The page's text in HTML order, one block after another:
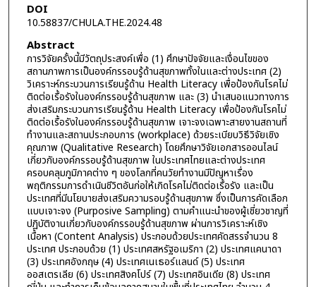
DOI
10.58837/CHULA.THE.2024.48
Abstract
การวิจัยครั้งนี้มีวัตถุประสงค์เพื่อ (1) ศึกษาปัจจัยและเงื่อนไขของ
สถานภาพการเป็นองค์กรรอบรู้ด้านสุขภาพทั้งในและต่างประเทศ (2)
วิเคราะห์กระบวนการเรียนรู้ด้าน Health Literacy เพื่อป้องกันโรคไม่
ติดต่อเรื้อรังในองค์กรรอบรู้ด้านสุขภาพ และ (3) นำเสนอแนวทางการ
ส่งเสริมกระบวนการเรียนรู้ด้าน Health Literacy เพื่อป้องกันโรคไม่
ติดต่อเรื้อรังในองค์กรรอบรู้ด้านสุขภาพ เจาะจงเฉพาะสายงานสถานที่
ทำงานและสถานประกอบการ (workplace) ด้วยระเบียบวิธีวิจัยเชิง
คุณภาพ (Qualitative Research) โดยศึกษาวิจัยเอกสารออนไลน์
เกี่ยวกับองค์กรรอบรู้ด้านสุขภาพ ในประเทศไทยและต่างประเทศ
ครอบคลุมภูมิภาคต่าง ๆ ของโลกที่คนวัยทำงานมีปัญหาเรื่อง
พฤติกรรมการดำเนินชีวิตอันก่อให้เกิดโรคไม่ติดต่อเรื้อรัง และเป็น
ประเทศที่มีนโยบายส่งเสริมความรอบรู้ด้านสุขภาพ ซึ่งเป็นการคัดเลือก
แบบเจาะจง (Purposive Sampling) ตามคำแนะนำของผู้เชี่ยวชาญที่
ปฏิบัติงานเกี่ยวกับองค์กรรอบรู้ด้านสุขภาพ ผ่านการวิเคราะห์เชิง
เนื้อหา (Content Analysis) ประกอบด้วยประเทศคัดสรรจำนวน 8
ประเทศ ประกอบด้วย (1) ประเทศสหรัฐอเมริกา (2) ประเทศแคนาดา
(3) ประเทศอังกฤษ (4) ประเทศเนเธอร์แลนด์ (5) ประเทศ
ออสเตรเลีย (6) ประเทศสิงคโปร์ (7) ประเทศอินเดีย (8) ประเทศ